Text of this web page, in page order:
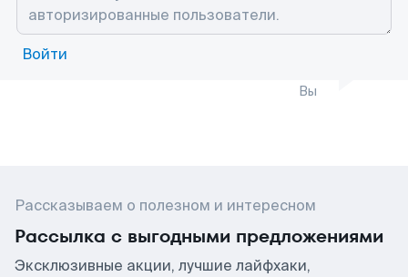
Войти
Вы
Рассказываем о полезном и интересном
Рассылка с выгодными предложениями
Эксклюзивные акции, лучшие лайфхаки,